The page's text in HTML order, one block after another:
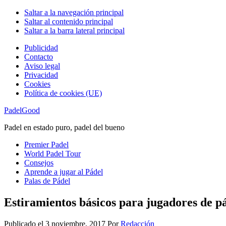
Saltar a la navegación principal
Saltar al contenido principal
Saltar a la barra lateral principal
Publicidad
Contacto
Aviso legal
Privacidad
Cookies
Política de cookies (UE)
PadelGood
Padel en estado puro, padel del bueno
Premier Padel
World Padel Tour
Consejos
Aprende a jugar al Pádel
Palas de Pádel
Estiramientos básicos para jugadores de
Publicado el 3 noviembre, 2017 PorRedacción